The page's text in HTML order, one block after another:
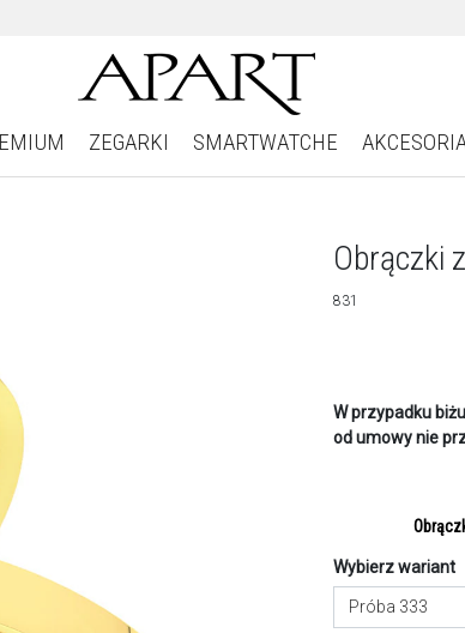
ZEGARKI SMARTWATCHE
Obrączki
831
W przypadku
od umowy nie
Wybierz wariant
Próba 333